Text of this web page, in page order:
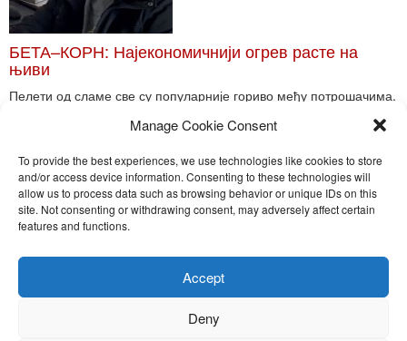
Manage Cookie Consent
To provide the best experiences, we use technologies like cookies to store
and/or access device information. Consenting to these technologies will
allow us to process data such as browsing behavior or unique IDs on this
site. Not consenting or withdrawing consent, may adversely affect certain
features and functions.
Accept
Deny
БЕТА–КОРН: Најекономичнији огрев расте на
њиви
Пелети од сламе све су популарније гориво међу потрошачима.
Toggle
Nira Press d.o.o.
Sadržaj ovog sajta je zakonom zaštićena intelektualna svojina
kopiranje, objavljivanje celine ili delova bilo kog proizvoda NiraPress